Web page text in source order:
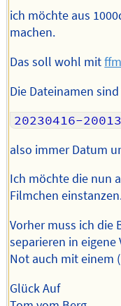
ich möchte aus
machen.
Das soll wohl mit
Die Dateinamen
20230416-
also immer Datum
Ich möchte die nun
Filmchen
Vorher muss ich die
separieren in eigene
Not auch mit einem
Glück Auf